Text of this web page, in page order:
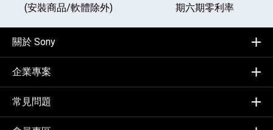
(安裝商品/軟體除外)
期六期零利率
關於 Sony
企業專案
常見問題